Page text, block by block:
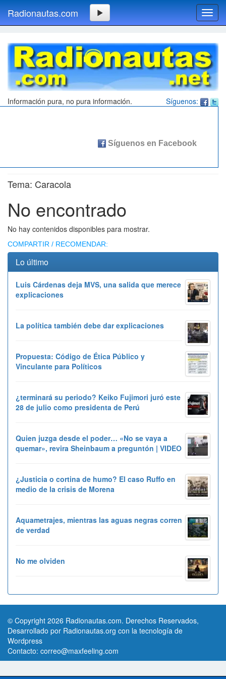
Radionautas.com
Síguenos:
Información pura, no pura información.
Tema: Caracola
No encontrado
No hay contenidos disponibles para mostrar.
COMPARTIR / RECOMENDAR:
Lo último
Luis Cárdenas deja MVS, una salida que merece
explicaciones
La política también debe dar explicaciones
Propuesta: Código de Ética Público y
Vinculante para Políticos
¿terminará su periodo? Keiko Fujimori juró este
28 de julio como presidenta de Perú
Quien juzga desde el poder… «No se vaya a
quemar», revira Sheinbaum a preguntón | VIDEO
¿Justicia o cortina de humo? El caso Ruffo en
medio de la crisis de Morena
Aquametrajes, mientras las aguas negras corren
de verdad
No me olviden
© Copyright 2026 Radionautas.com. Derechos Reservados,
Desarrollado por Radionautas.org con la tecnología de
Wordpress
Contacto: correo@maxfeeling.com